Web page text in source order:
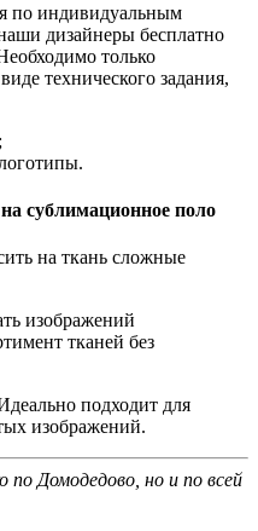
по индивидуальным
дизайнеры бесплатно
только
технического задания,
сублимационное поло
на ткань сложные
изображений
тканей без
подходит для
изображений.
по Домодедово, но и по всей